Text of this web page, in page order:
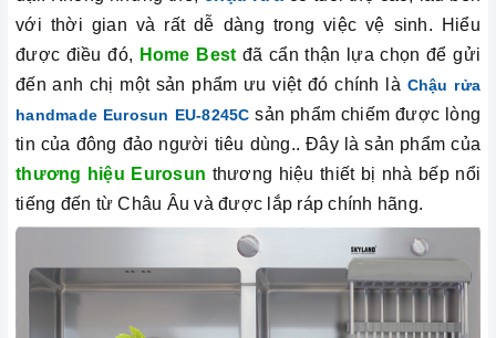
với thời gian và rất dễ dàng trong việc vệ sinh. Hiểu
được điều đó, Home Best đã cẩn thận lựa chọn để gửi
đến anh chị một sản phẩm ưu việt đó chính là Chậu rửa
handmade Eurosun EU-8245C sản phẩm chiếm được lòng
tin của đông đảo người tiêu dùng.. Đây là sản phẩm của
thương hiệu Eurosun thương hiệu thiết bị nhà bếp nổi
tiếng đến từ Châu Âu và được lắp ráp chính hãng.